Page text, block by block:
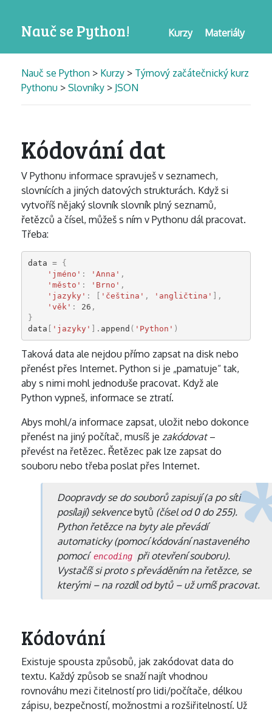
Nauč se Python! Materiály
Kurzy
Nauč se Python > Kurzy > Týmový začátečnický kurz
Pythonu > Slovníky > JSON
Kódování dat
V Pythonu informace spravuješ v seznamech,
slovnících a jiných datových strukturách. Když si
vytvoříš nějaký slovník slovník plný seznamů,
řetězců a čísel, můžeš s ním v Pythonu dál pracovat.
Třeba:
data =
{
'jméno' : 'Anna' ,
'město' : 'Brno' ,
'jazyky' : [ 'čeština' , 'angličtina' ],
'věk' : 26 ,
}
data [ 'jazyky' ] . append ( 'Python' )
Taková data ale nejdou přímo zapsat na disk nebo
přenést přes Internet. Python si je „pamatuje“ tak,
aby s nimi mohl jednoduše pracovat. Když ale
Python vypneš, informace se ztratí.
Abys mohl/a informace zapsat, uložit nebo dokonce
přenést na jiný počítač, musíš je zakódovat–
převést na řetězec. Řetězec pak lze zapsat do
souboru nebo třeba poslat přes Internet.
Doopravdy se do souborů zapisují (a po síti
posílají) sekvencebytů (čísel od 0 do 255).
Python řetězce na byty ale převádí
automaticky (pomocí kódování nastaveného
pomocí encoding při otevření souboru).
Vystačíš si proto s převáděním na řetězce, se
kterými – na rozdíl od bytů – už umíš pracovat.
Kódování
Existuje spousta způsobů, jak zakódovat data do
textu. Každý způsob se snaží najít vhodnou
rovnováhu mezi čitelností pro lidi/počítače, délkou
zápisu, bezpečností, možnostmi a rozšiřitelností. Už